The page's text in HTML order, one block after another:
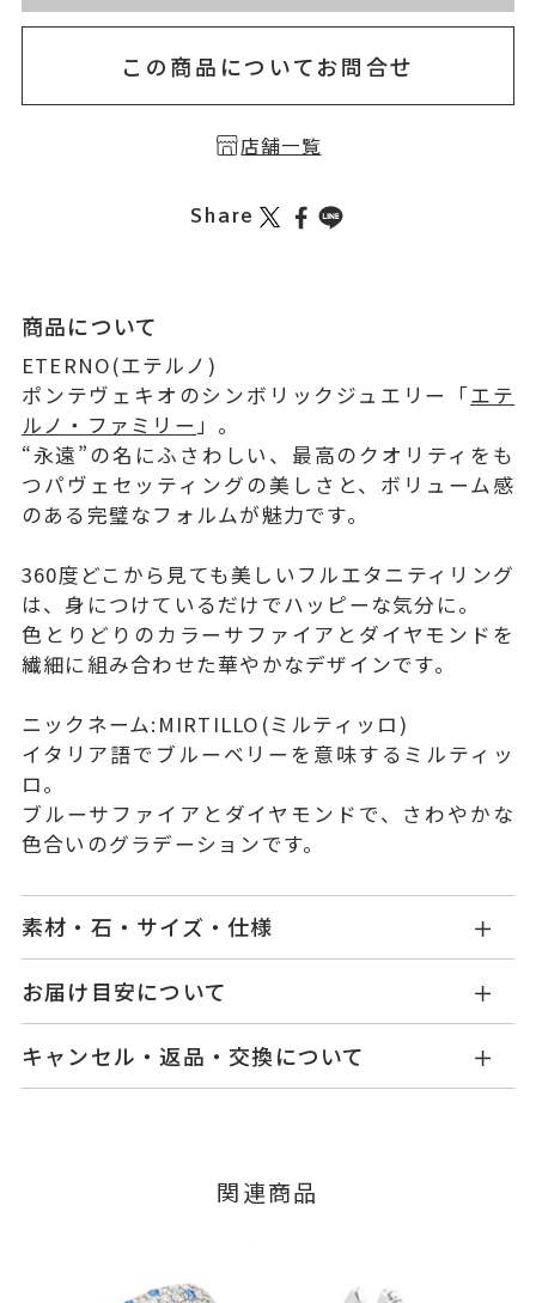
この商品についてお問合せ
店舗一覧
Share
商品について
ETERNO(エテルノ)
ポンテヴェキオのシンボリックジュエリー「エテ
ルノ・ファミリー 」。
“永遠”の名にふさわしい、最高のクオリティをも
つパヴェセッティングの美しさと、ボリューム感
のある完璧なフォルムが魅力です。
360度どこから見ても美しいフルエタニティリング
は、身につけているだけでハッピーな気分に。
色とりどりのカラーサファイアとダイヤモンドを
繊細に組み合わせた華やかなデザインです。
ニックネーム:MIRTILLO(ミルティッロ)
イタリア語でブルーベリーを意味するミルティッ
ロ。
ブルーサファイアとダイヤモンドで、さわやかな
色合いのグラデーションです。
素材・石・サイズ・仕様
品番
GL0001R040BSWG
素材
K18ホワイトゴールド
石
サファイア1.65ct
お届け目安について
せ。
ご注文およびご入金確認後、以下の日程にて発送
■お届け目安が「3営業日以内に発送」の商品
例：金曜日17時までのご注文→翌週火曜日までに
キャンセル・返品・交換について
ージの購入履歴一覧よりご注文状況をご確認いた
ンセルを承ります。
関連商品